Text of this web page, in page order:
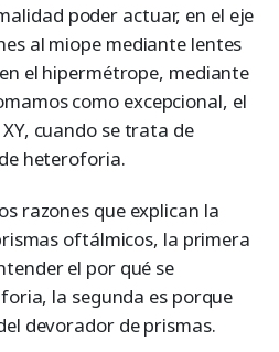
poder actuar, en el eje
al miope mediante lentes
el hipermétrope, mediante
como excepcional, el
cuando se trata de
heteroforia.
razones que explican la
oftálmicos, la primera
el por qué se
la segunda es porque
devorador de prismas.